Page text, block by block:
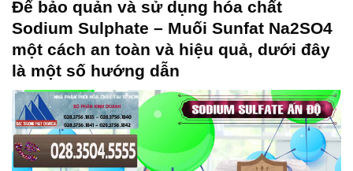
Để bảo quản và sử dụng hóa chất
Sodium Sulphate – Muối Sunfat Na2SO4
một cách an toàn và hiệu quả, dưới đây
là một số hướng dẫn